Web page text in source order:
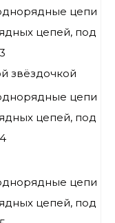
звёздочкой